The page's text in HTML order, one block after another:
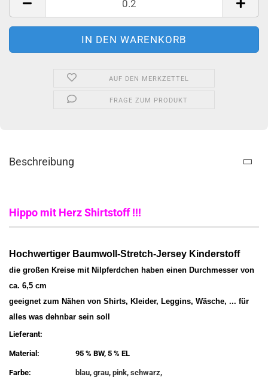
AUF DEN MERKZETTEL
FRAGE ZUM PRODUKT
Beschreibung
Hippo mit Herz Shirtstoff !!!
Hochwertiger Baumwoll-Stretch-Jersey Kinderstoff
die großen Kreise mit Nilpferdchen haben einen Durchmesser von
ca. 6,5 cm
geeignet zum Nähen von Shirts, Kleider, Leggins, Wäsche, ... für
alles was dehnbar sein soll
Lieferant:
Material: 95 % BW, 5 % EL
Farbe: blau, grau, pink, schwarz,